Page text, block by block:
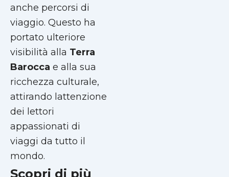
anche percorsi di
viaggio. Questo ha
portato ulteriore
visibilità alla Terra
Barocca e alla sua
ricchezza culturale,
attirando lattenzione
dei lettori
appassionati di
viaggi da tutto il
mondo.
Scopri di più